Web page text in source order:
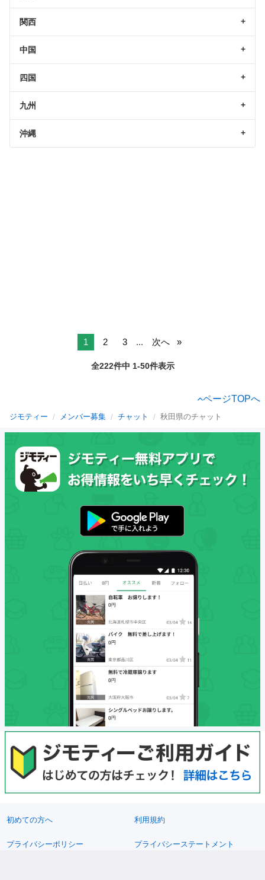
関西
中国
四国
九州
沖縄
1 2 3 ... 次へ
全222件中 1-50件表示
ページTOPへ
ジモティー メンバー募集 チャット 秋田県のチャット
初めての方へ 利用規約
プライバシーポリシー プライバシーステートメント